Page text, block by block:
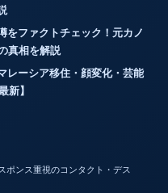
をファクトチェック！元カノ
真相を解説
レーシア移住・顔変化・芸能
新】
ポンス重視のコンタクト・デス